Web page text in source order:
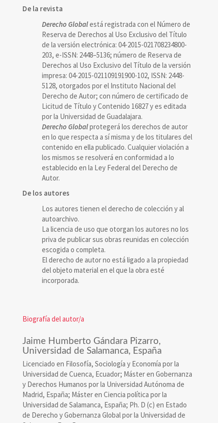
De la revista
Derecho Globalestá registrada con el Número de
Reserva de Derechos al Uso Exclusivo del Título
de la versión electrónica: 04-2015-021708234800-
203, e-ISSN: 2448–5136; número de Reserva de
Derechos al Uso Exclusivo del Título de la versión
impresa: 04-2015-021109191900-102, ISSN: 2448-
5128, otorgados por el Instituto Nacional del
Derecho de Autor; con número de certificado de
Licitud de Título y Contenido 16827 y es editada
por la Universidad de Guadalajara.
Derecho Globalprotegerá los derechos de autor
en lo que respecta a sí misma y de los titulares del
contenido en ella publicado. Cualquier violación a
los mismos se resolverá en conformidad a lo
establecido en la Ley Federal del Derecho de
Autor.
De los autores
Los autores tienen el derecho de colección y al
autoarchivo.
La licencia de uso que otorgan los autores no los
priva de publicar sus obras reunidas en colección
escogida o completa.
El derecho de autor no está ligado a la propiedad
del objeto material en el que la obra esté
incorporada.
Biografía del autor/a
Jaime Humberto Gándara Pizarro,
Universidad de Salamanca, España
Licenciado en Filosofía, Sociología y Economía por la
Universidad de Cuenca, Ecuador; Máster en Gobernanza
y Derechos Humanos por la Universidad Autónoma de
Madrid, España; Máster en Ciencia política por la
Universidad de Salamanca, España; Ph. D (c) en Estado
de Derecho y Gobernanza Global por la Universidad de